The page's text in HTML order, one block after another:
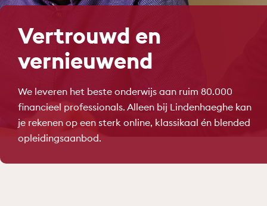
Vertrouwd en
vernieuwend
We leveren het beste onderwijs aan ruim 80.000
financieel professionals. Alleen bij Lindenhaeghe kan
je rekenen op een sterk online, klassikaal én blended
opleidingsaanbod.